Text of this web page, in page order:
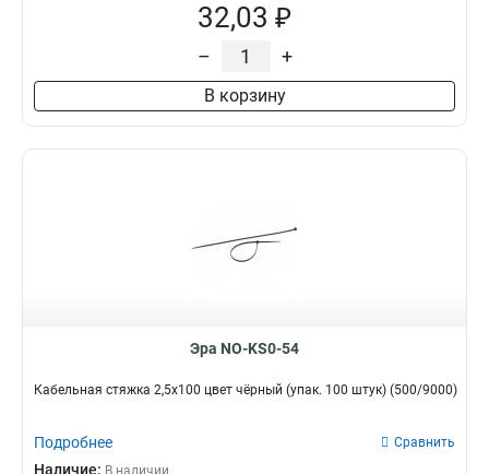
32,03 ₽
– +
В корзину
Эра NO-KS0-54
Кабельная стяжка 2,5х100 цвет чёрный (упак. 100 штук) (500/9000)
Подробнее Сравнить
Наличие: В наличии